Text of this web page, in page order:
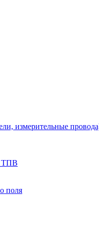
измерительные
ТПВ
поля